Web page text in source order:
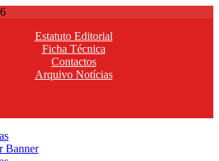
Estatuto Editorial
Ficha Técnica
Contactos
Arquivo Notícias